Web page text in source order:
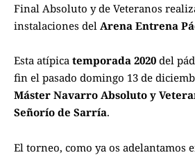
Final Absoluto y de Veteranos
instalaciones del Arena Entrena
Esta atípica temporada 2020 del
fin el pasado domingo 13 de
Máster Navarro Absoluto y
Señorío de Sarría.
El torneo, como ya os adelantamos